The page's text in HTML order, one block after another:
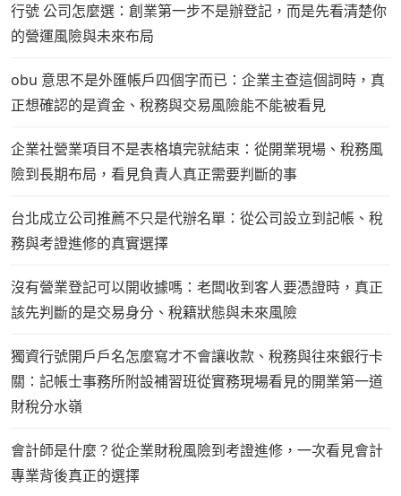
行號 公司怎麼選：創業第一步不是辦登記，而是先看清楚你
的營運風險與未來布局
obu 意思不是外匯帳戶四個字而已：企業主查這個詞時，真
正想確認的是資金、稅務與交易風險能不能被看見
企業社營業項目不是表格填完就結束：從開業現場、稅務風
險到長期布局，看見負責人真正需要判斷的事
台北成立公司推薦不只是代辦名單：從公司設立到記帳、稅
務與考證進修的真實選擇
沒有營業登記可以開收據嗎：老闆收到客人要憑證時，真正
該先判斷的是交易身分、稅籍狀態與未來風險
獨資行號開戶戶名怎麼寫才不會讓收款、稅務與往來銀行卡
關：記帳士事務所附設補習班從實務現場看見的開業第一道
財稅分水嶺
會計師是什麼？從企業財稅風險到考證進修，一次看見會計
專業背後真正的選擇